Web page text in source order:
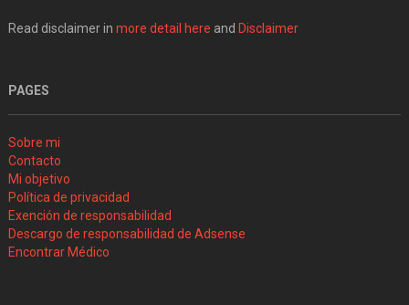
Read disclaimer in more detail here and Disclaimer
PAGES
Sobre mi
Contacto
Mi objetivo
Política de privacidad
Exención de responsabilidad
Descargo de responsabilidad de Adsense
Encontrar Médico